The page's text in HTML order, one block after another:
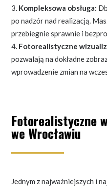
Kompleksowa obsługa:
po nadzór nad realizacją.
przebiegnie sprawnie i
Fotorealistyczne
pozwalają na dokładne
wprowadzenie zmian na
Fotorealistyczne
we Wrocławiu
Jednym z najważniejszych i